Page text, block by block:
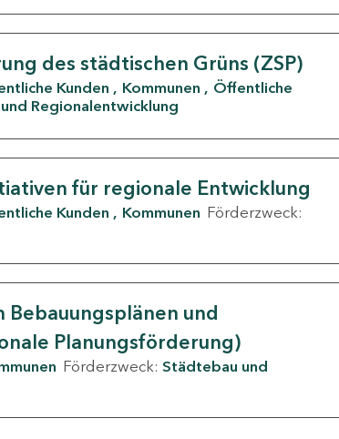
des städtischen Grüns (ZSP)
Kunden Kommunen
Öffentliche
Regionalentwicklung
für regionale Entwicklung
Kunden Kommunen Förderzweck:
Bebauungsplänen und
Planungsförderung)
Förderzweck: Städtebau und